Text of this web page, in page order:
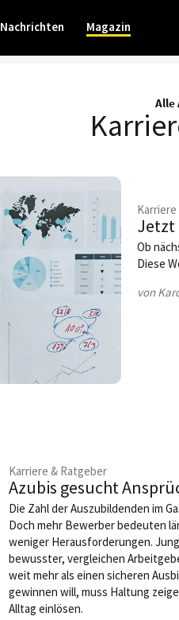
Nachrichten Magazin
Alle
Jetzt
Ob
Diese
von
Karriere & Ratgeber
Azubis gesucht
Die Zahl der Auszubildenden im
Doch mehr Bewerber bedeuten
weniger Herausforderungen.
bewusster, vergleichen
weit mehr als einen sicheren
gewinnen will, muss Haltung
Alltag einlösen.